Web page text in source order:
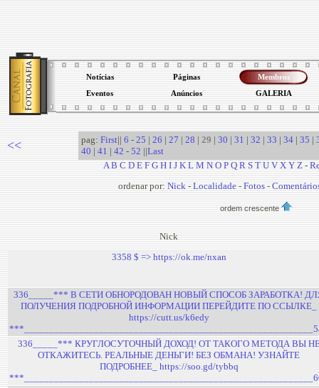
Notícias Páginas Membros
Eventos Anúncios GALERIA
<< pag: First|| 6 - 25 | 26 | 27 | 28 | 29 | 30 | 31 | 32 | 33 | 34 | 35 |
40 | 41 | 42 - 52 ||Last
A B C D E F G H I J K L M N O P Q R S T U V X Y Z-
ordenar por: Nick- Localidade- Fotos-
ordem crescente
Nick
3358 $ => https://ok.me/nxan
336_____*** В СЕТИ ОБНОРОДОВАН НОВЫЙ СПОСОБ ЗАРАБОТКА!
ПОЛУЧЕНИЯ ПОДРОБНОЙ ИНФОРМАЦИИ ПЕРЕЙДИТЕ ПО ССЫЛКЕ_
https://cutt.us/k6edy
336_____*** КРУГЛОСУТОЧНЫЙ ДОХОД! ОТ ТАКОГО МЕТОДА ВЫ
ОТКАЖИТЕСЬ. РЕАЛЬНЫЕ ДЕНЬГИ! БЕЗ ОБМАНА! УЗНАЙТЕ
ПОДРОБНЕЕ_ https://soo.gd/tybbq